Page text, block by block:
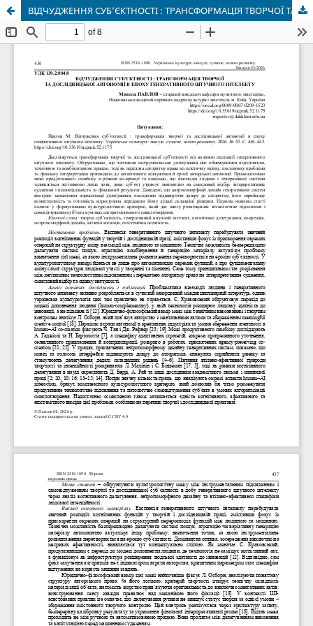
ВІДЧУДЖЕННЯ СУБ’ЄКТНОСТІ : ТРАНСФОРМАЦІЯ ТВОРЧОЇ ТА ДОСЛІДНИЦЬКОЇ АВТОНОМІЇ В ЕПОХУ ГЕНЕРАТИВНОГО ШТУЧНОГО ІНТЕЛЕКТУ